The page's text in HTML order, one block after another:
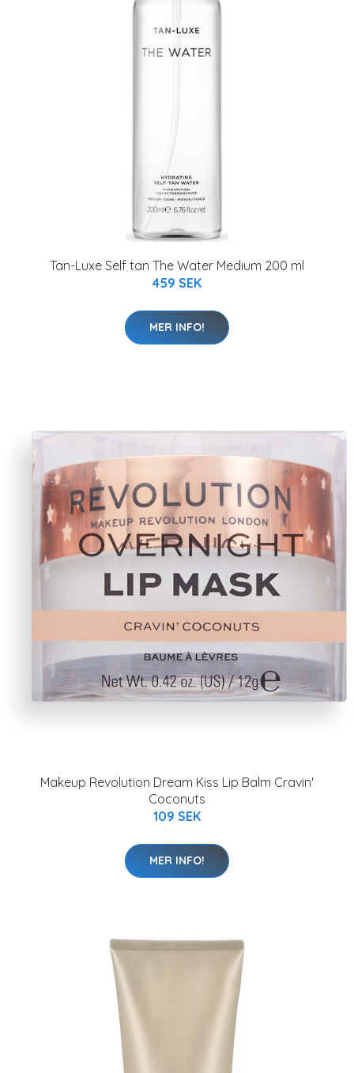
Tan-Luxe Self tan The Water Medium 200 ml
459 SEK
MER INFO!
Makeup Revolution Dream Kiss Lip Balm Cravin'
Coconuts
109 SEK
MER INFO!